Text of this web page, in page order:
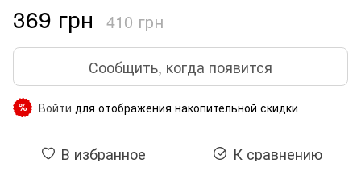
369 грн 410 грн
Сообщить, когда появится
% Войти для отображения накопительной скидки
В избранное К сравнению